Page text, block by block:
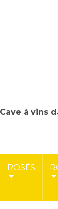
Cave à vins
ROSÉS